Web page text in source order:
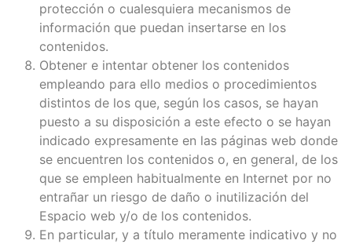
protección o cualesquiera mecanismos de
información que puedan insertarse en los
contenidos.
Obtener e intentar obtener los contenidos
empleando para ello medios o procedimientos
distintos de los que, según los casos, se hayan
puesto a su disposición a este efecto o se hayan
indicado expresamente en las páginas web donde
se encuentren los contenidos o, en general, de los
que se empleen habitualmente en Internet por no
entrañar un riesgo de daño o inutilización del
Espacio web y/o de los contenidos.
En particular, y a título meramente indicativo y no